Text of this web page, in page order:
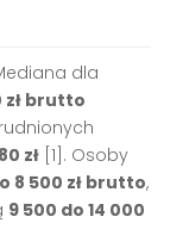
dla
zł brutto
zł [1]. Osoby
8 500 zł brutto,
9 500 do 14 000